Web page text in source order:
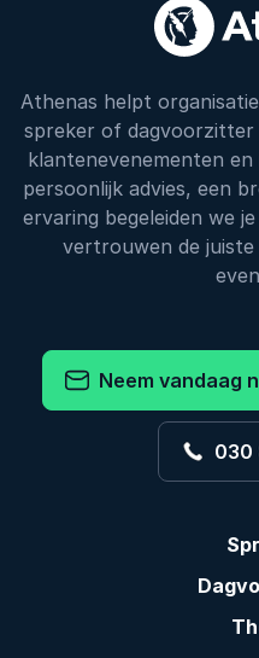
Athenas helpt
spreker of dagvoorzitter
klantenevenementen
persoonlijk advies, een
ervaring begeleiden we
vertrouwen de
Neem vandaag
030